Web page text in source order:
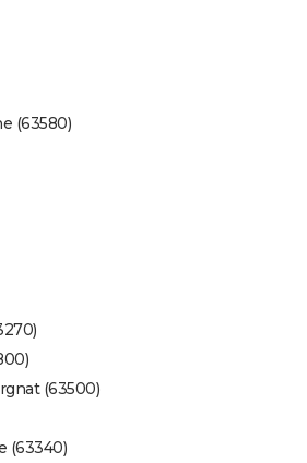
(63580)
(63500)
(63340)